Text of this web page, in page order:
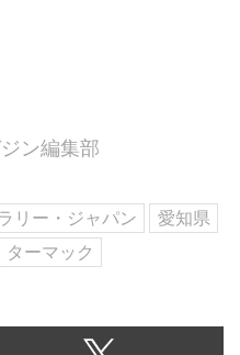
年 ほか
第一特集は、電動化と高
変する「ニューSUVの現
CR-Vまで徹...
ン編集部
ラリー・ジャパン
愛知県
ターマック